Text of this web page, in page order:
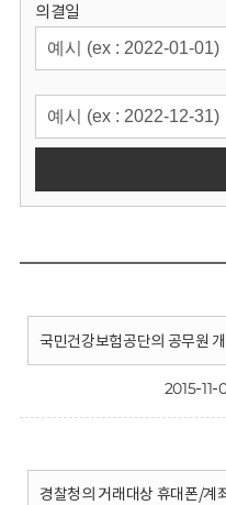
의결일
국민건강보험공단의 공무원
2015-11-
경찰청의 거래대상 휴대폰/계